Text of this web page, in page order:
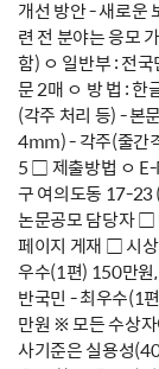
개선 방안 - 새로운
련 전 분야는 응모
함) ㅇ 일반부 : 전
문 2매 ㅇ 방 법 :
(각주 처리 등) - 본
4mm) - 각주(줄간
5 □ 제출방법 ㅇ
구 여의도동 17-23
논문공모 담당자 □
페이지 게재 □ 시
우수(1편) 150만원
반국민 - 최우수(1
만원 ※ 모든 수상
사기준은 실용성